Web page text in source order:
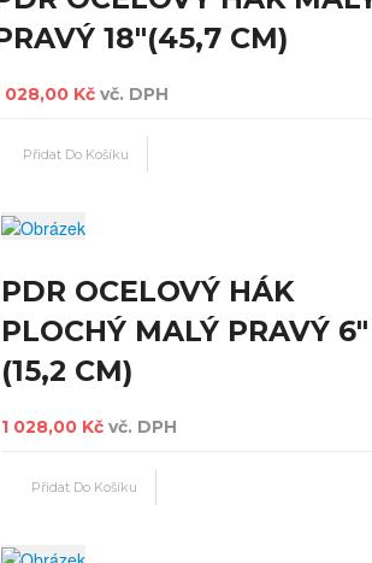
18"(45,7 CM)
028,00 Kč vč. DPH
PDR OCELOVÝ HÁK
PLOCHÝ MALÝ PRAVÝ 6"
(15,2 CM)
1 028,00 Kč vč. DPH